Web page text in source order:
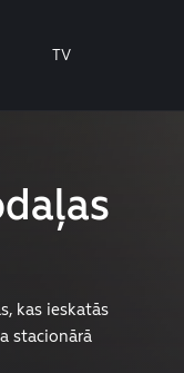
TV
kas ieskatās
stacionārā